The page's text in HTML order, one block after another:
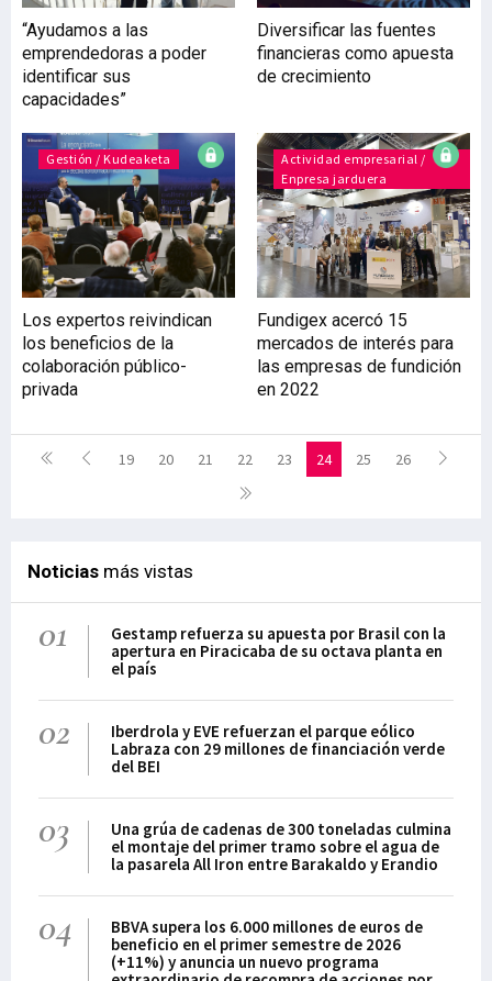
“Ayudamos a las
emprendedoras a poder
identificar sus
capacidades”
Diversificar las fuentes
financieras como apuesta
de crecimiento
Gestión / Kudeaketa
Los expertos reivindican
los beneficios de la
colaboración público-
privada
Actividad empresarial /
Enpresa jarduera
Fundigex acercó 15
mercados de interés para
las empresas de fundición
en 2022
19 20 21 22 23 24 25 26
Noticias más vistas
01
Gestamp refuerza su apuesta por Brasil con la
apertura en Piracicaba de su octava planta en
el país
02
Iberdrola y EVE refuerzan el parque eólico
Labraza con 29 millones de financiación verde
del BEI
03
Una grúa de cadenas de 300 toneladas culmina
el montaje del primer tramo sobre el agua de
la pasarela All Iron entre Barakaldo y Erandio
04
BBVA supera los 6.000 millones de euros de
beneficio en el primer semestre de 2026
(+11%) y anuncia un nuevo programa